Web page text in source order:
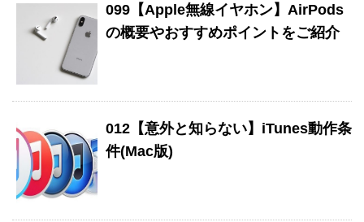
099【Apple無線イヤホン】AirPods
の概要やおすすめポイントをご紹介
012【意外と知らない】iTunes動作条
件(Mac版)